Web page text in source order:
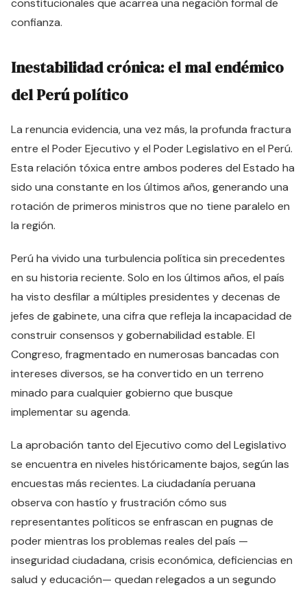
constitucionales que acarrea una negación formal de
confianza.
Inestabilidad crónica: el mal endémico
del Perú político
La renuncia evidencia, una vez más, la profunda fractura
entre el Poder Ejecutivo y el Poder Legislativo en el Perú.
Esta relación tóxica entre ambos poderes del Estado ha
sido una constante en los últimos años, generando una
rotación de primeros ministros que no tiene paralelo en
la región.
Perú ha vivido una turbulencia política sin precedentes
en su historia reciente. Solo en los últimos años, el país
ha visto desfilar a múltiples presidentes y decenas de
jefes de gabinete, una cifra que refleja la incapacidad de
construir consensos y gobernabilidad estable. El
Congreso, fragmentado en numerosas bancadas con
intereses diversos, se ha convertido en un terreno
minado para cualquier gobierno que busque
implementar su agenda.
La aprobación tanto del Ejecutivo como del Legislativo
se encuentra en niveles históricamente bajos, según las
encuestas más recientes. La ciudadanía peruana
observa con hastío y frustración cómo sus
representantes políticos se enfrascan en pugnas de
poder mientras los problemas reales del país —
inseguridad ciudadana, crisis económica, deficiencias en
salud y educación— quedan relegados a un segundo